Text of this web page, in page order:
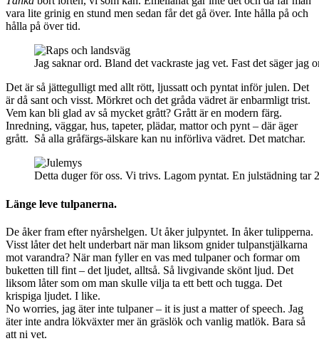
vara lite grinig en stund men sedan får det gå över. Inte hålla på och
hålla på över tid.
Jag saknar ord. Bland det vackraste jag vet. Fast det säger jag
Det är så jättegulligt med allt rött, ljussatt och pyntat inför julen. Det
är då sant och visst. Mörkret och det gråda vädret är enbarmligt trist.
Vem kan bli glad av så mycket grått? Grått är en modern färg.
Inredning, väggar, hus, tapeter, plädar, mattor och pynt – där äger
grått. Så alla gråfärgs-älskare kan nu införliva vädret. Det matchar.
Detta duger för oss. Vi trivs. Lagom pyntat. En julstädning tar
Länge leve tulpanerna.
De åker fram efter nyårshelgen. Ut åker julpyntet. In åker tulipperna.
Visst låter det helt underbart när man liksom gnider tulpanstjälkarna
mot varandra? När man fyller en vas med tulpaner och formar om
buketten till fint – det ljudet, alltså. Så livgivande skönt ljud. Det
liksom låter som om man skulle vilja ta ett bett och tugga. Det
krispiga ljudet. I like.
No worries, jag äter inte tulpaner – it is just a matter of speech. Jag
äter inte andra lökväxter mer än gräslök och vanlig matlök. Bara så
att ni vet.